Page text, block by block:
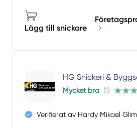
Lägg till snickare
HG Snickeri &
Mycket bra (1)
Verifierat av Hardy Mikael